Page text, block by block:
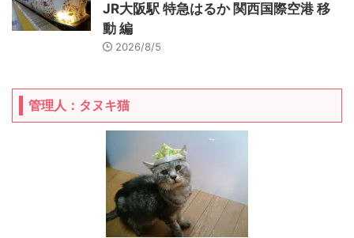
JR大阪駅 特急はるか 関西国際空港 移
動 編
2026/8/5
管理人：タヌキ猫